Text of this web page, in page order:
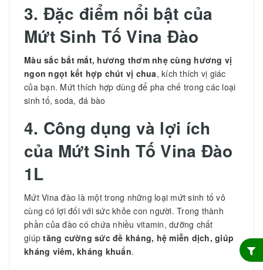
3. Đặc điểm nổi bật của
Mứt Sinh Tố Vina Đào
Màu sắc bắt mắt, hương thơm nhẹ cùng hương vị
ngon ngọt kết hợp chút vị chua, kích thích vị giác
của bạn. Mứt thích hợp dùng để pha chế trong các loại
sinh tố, soda, đá bào
4. Công dụng và lợi ích
của Mứt Sinh Tố Vina Đào
1L
Mứt Vina đào là một trong những loại mứt sinh tố vô
cùng có lợi đối với sức khỏe con người. Trong thành
phần của đào có chứa nhiều vitamin, dưỡng chất
giúptăng cường sức đề kháng, hệ miễn dịch, giúp
kháng viêm, kháng khuẩn.